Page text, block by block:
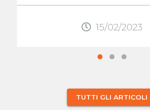
...
15/02/2023
TUTTI GLI ARTICOLI